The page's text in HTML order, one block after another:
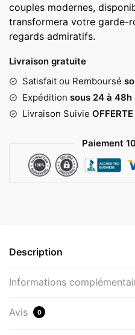
couples modernes,
transformera votre garde-
regards admiratifs.
Livraison gratuite
Satisfait ou Remboursé
Expédition sous 24 à 48h
Livraison Suivie OFFERTE
Paiement
Description
Informations
Avis 0